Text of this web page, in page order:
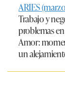
ARIES
Trabajo y
problemas
Amor:
un